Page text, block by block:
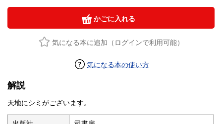
かごに入れる
気になる本に追加（ログインで利用可能）
気になる本の使い方
解説
天地にシミがございます。